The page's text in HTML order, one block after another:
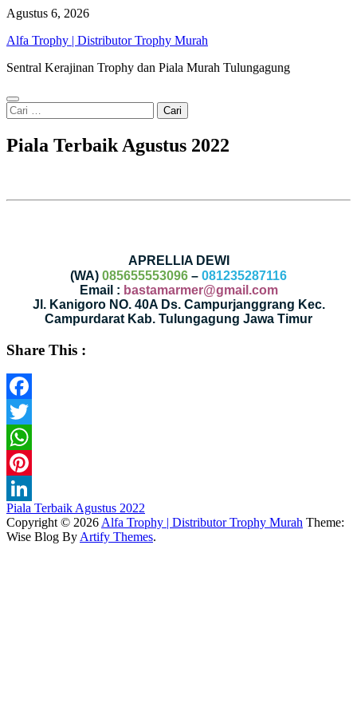
Skip
content
Agustus 6, 2026
Alfa Trophy | Distributor Trophy Murah
Sentral Kerajinan Trophy dan Piala Murah Tulungagung
Cari
untuk:
Piala Terbaik Agustus 2022
APRELLIA DEWI
(WA) 085655553096 – 081235287116
Email : bastamarmer@gmail.com
Jl. Kanigoro NO. 40A Ds. Campurjanggrang Kec.
Campurdarat Kab. Tulungagung Jawa Timur
Share This :
Facebook
Twitter
WhatsApp
Pinterest
LinkedIn
Navigasi
pos
Piala Terbaik Agustus 2022
Copyright © 2026 Alfa Trophy | Distributor Trophy Murah Theme:
Wise Blog By Artify Themes.